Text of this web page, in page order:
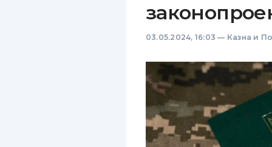
03.05.2024, 16:03 — Казна и